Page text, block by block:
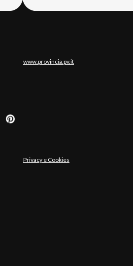
www.provincia.pv.it
Privacy e Cookies